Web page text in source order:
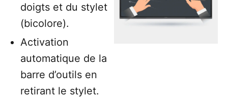
doigts et du stylet
(bicolore).
Activation
automatique de la
barre d’outils en
retirant le stylet.